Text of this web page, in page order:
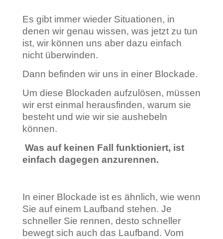
Es gibt immer wieder Situationen, in
denen wir genau wissen, was jetzt zu tun
ist, wir können uns aber dazu einfach
nicht überwinden.
Dann befinden wir uns in einer Blockade.
Um diese Blockaden aufzulösen, müssen
wir erst einmal herausfinden, warum sie
besteht und wie wir sie aushebeln
können.
Was auf keinen Fall funktioniert, ist
einfach dagegen anzurennen.
In einer Blockade ist es ähnlich, wie wenn
Sie auf einem Laufband stehen. Je
schneller Sie rennen, desto schneller
bewegt sich auch das Laufband. Vom